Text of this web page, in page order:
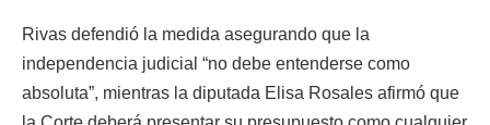
Rivas defendió la medida asegurando que la
independencia judicial “no debe entenderse como
absoluta”, mientras la diputada Elisa Rosales afirmó que